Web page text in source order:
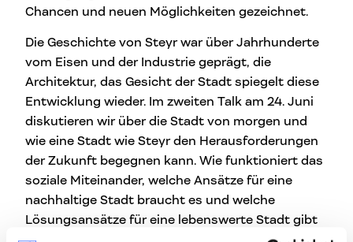
Chancen und neuen Möglichkeiten gezeichnet.
Die Geschichte von Steyr war über Jahrhunderte
vom Eisen und der Industrie geprägt, die
Architektur, das Gesicht der Stadt spiegelt diese
Entwicklung wieder. Im zweiten Talk am 24. Juni
diskutieren wir über die Stadt von morgen und
wie eine Stadt wie Steyr den Herausforderungen
der Zukunft begegnen kann. Wie funktioniert das
soziale Miteinander, welche Ansätze für eine
nachhaltige Stadt braucht es und welche
Lösungsansätze für eine lebenswerte Stadt gibt